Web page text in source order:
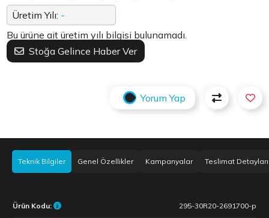
Üretim Yılı: -
Bu ürüne ait üretim yılı bilgisi bulunamadı.
Stoğa Gelince Haber Ver
Yorum Yap
Teknik Bilgiler Genel Özellikler Kampanyalar Teslimat Detayları
Ürün Kodu:
295-30R20-2691700-p